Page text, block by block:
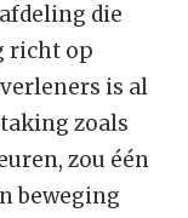
die
richt op
is al
zoals
zou één
beweging